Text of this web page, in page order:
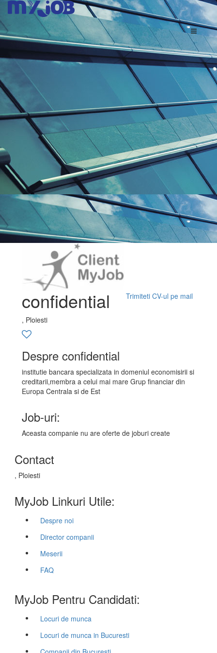
confidential
, Ploiesti
Trimiteti CV-ul pe mail
Despre confidential
institutie bancara specializata in domeniul economisirii si
creditarii,membra a celui mai mare Grup financiar din
Europa Centrala si de Est
Job-uri:
Aceasta companie nu are oferte de joburi create
Contact
, Ploiesti
MyJob Linkuri Utile:
Despre noi
Director companii
Meserii
FAQ
MyJob Pentru Candidati:
Locuri de munca
Locuri de munca in Bucuresti